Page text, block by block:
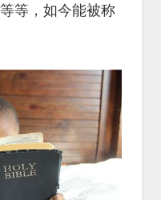
等，如今能被称